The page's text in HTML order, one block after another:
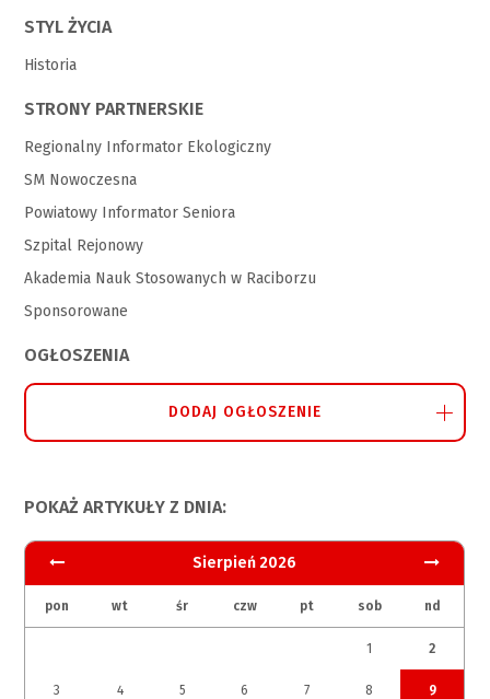
STYL ŻYCIA
Historia
STRONY PARTNERSKIE
Regionalny Informator Ekologiczny
SM Nowoczesna
Powiatowy Informator Seniora
Szpital Rejonowy
Akademia Nauk Stosowanych w Raciborzu
Sponsorowane
OGŁOSZENIA
DODAJ OGŁOSZENIE
POKAŻ ARTYKUŁY Z DNIA:
Sierpień 2026
pon wt śr czw pt sob nd
1 2
3 4 5 6 7 8 9